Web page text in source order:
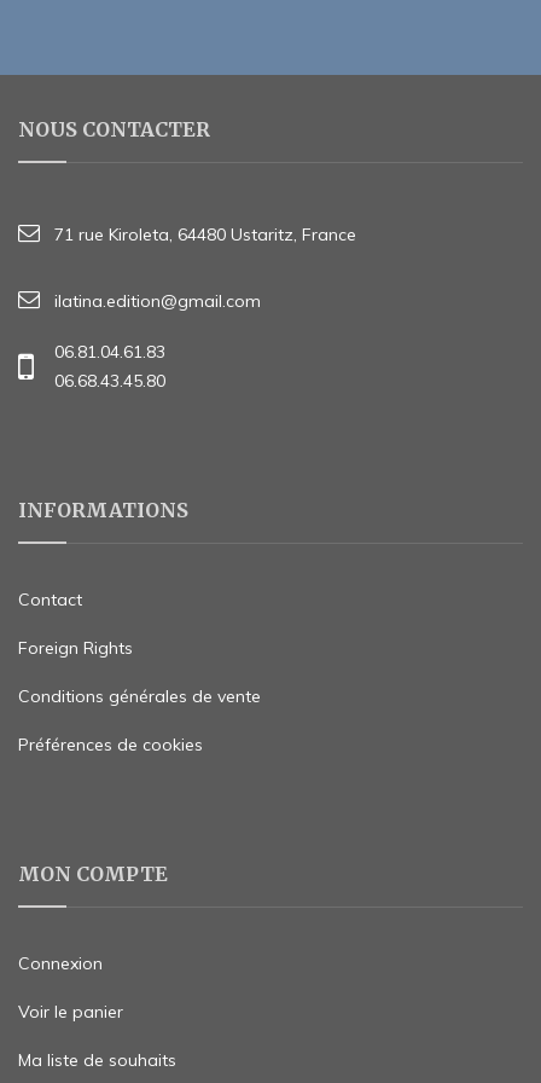
NOUS CONTACTER
71 rue Kiroleta, 64480 Ustaritz, France
ilatina.edition@gmail.com
06.81.04.61.83
06.68.43.45.80
INFORMATIONS
Contact
Foreign Rights
Conditions générales de vente
Préférences de cookies
MON COMPTE
Connexion
Voir le panier
Ma liste de souhaits